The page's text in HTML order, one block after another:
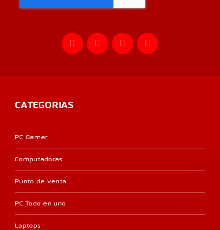
CATEGORIAS
PC Gamer
Computadoras
Punto de venta
PC Todo en uno
Laptops